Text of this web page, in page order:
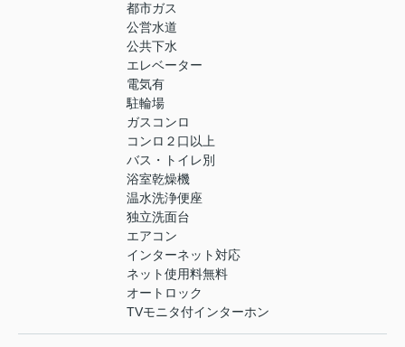
都市ガス
公営水道
公共下水
エレベーター
電気有
駐輪場
ガスコンロ
コンロ２口以上
バス・トイレ別
浴室乾燥機
温水洗浄便座
独立洗面台
エアコン
インターネット対応
ネット使用料無料
オートロック
TVモニタ付インターホン